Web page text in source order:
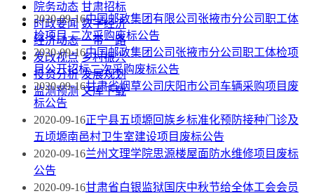
院务动态 甘肃招标
时政要闻 数字经济
经济动态 一带一路
发改视点 乡村振兴
投资分析 发展规划
监测预测 文库下载
2020-09-16中国邮政集团有限公司张掖市分公司职工体
检项目 二次采购废标公告
2020-09-16中国邮政集团公司张掖市分公司职工体检项
目公开招标二次采购废标公告
2020-09-16甘肃省烟草公司庆阳市公司车辆采购项目废
标公告
2020-09-16正宁县五顷塬回族乡标准化预防接种门诊及
五顷塬南邑村卫生室建设项目废标公告
2020-09-16兰州文理学院思源楼屋面防水维修项目废标
公告
2020-09-16甘肃省白银监狱国庆中秋节给全体工会会员